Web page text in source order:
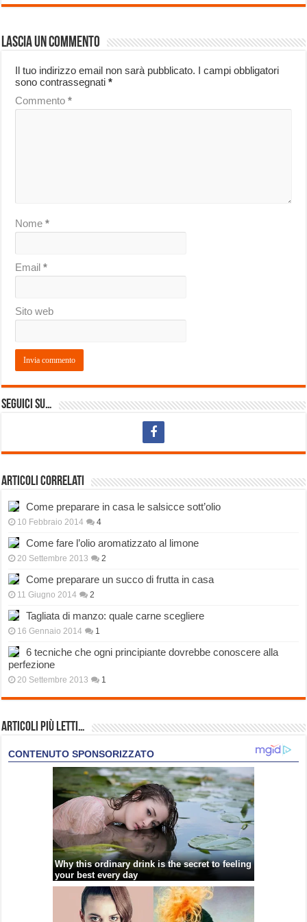
Lascia un commento
Il tuo indirizzo email non sarà pubblicato. I campi obbligatori
sono contrassegnati*
Commento*
Nome*
Email*
Sito web
Seguici su…
Articoli correlati
Come preparare in casa le salsicce sott’olio
10 Febbraio 2014 4
Come fare l’olio aromatizzato al limone
20 Settembre 2013 2
Come preparare un succo di frutta in casa
11 Giugno 2014 2
Tagliata di manzo: quale carne scegliere
16 Gennaio 2014 1
6 tecniche che ogni principiante dovrebbe conoscere alla
perfezione
20 Settembre 2013 1
Articoli più Letti…